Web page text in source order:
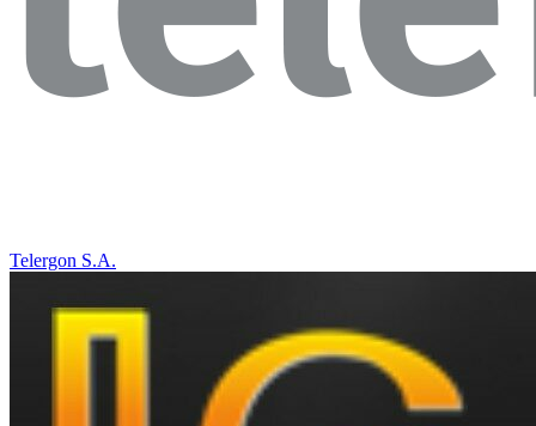
Telergon S.A.